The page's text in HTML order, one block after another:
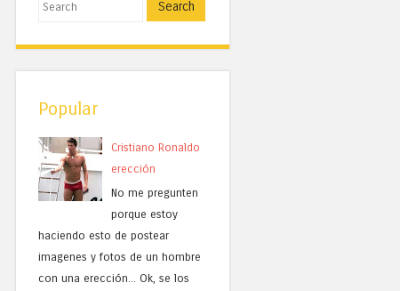
Popular
Cristiano Ronaldo
erección
No me pregunten
porque estoy
haciendo esto de postear
imagenes y fotos de un hombre
con una erección... Ok, se los